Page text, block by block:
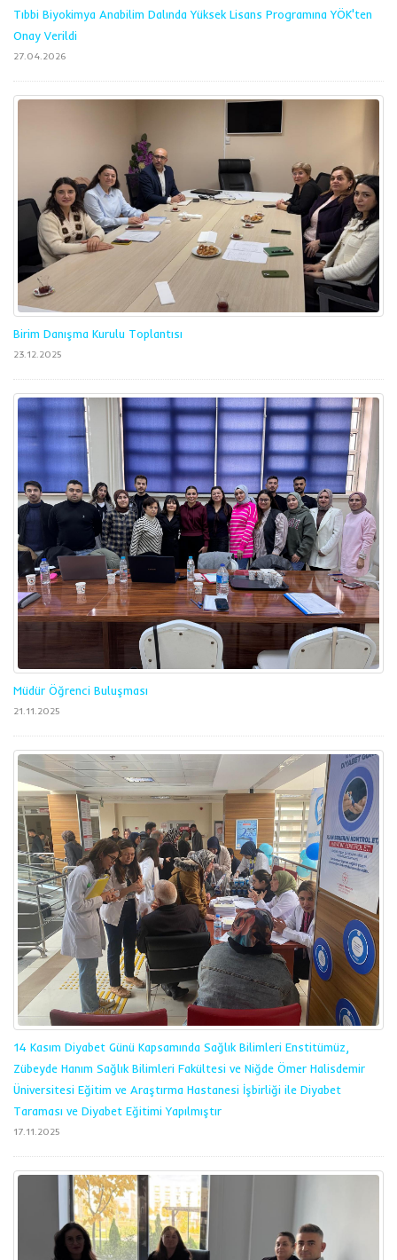
Tıbbi Biyokimya Anabilim Dalında Yüksek Lisans Programına YÖK'ten
Onay Verildi
27.04.2026
Birim Danışma Kurulu Toplantısı
23.12.2025
Müdür Öğrenci Buluşması
21.11.2025
14 Kasım Diyabet Günü Kapsamında Sağlık Bilimleri Enstitümüz,
Zübeyde Hanım Sağlık Bilimleri Fakültesi ve Niğde Ömer Halisdemir
Üniversitesi Eğitim ve Araştırma Hastanesi İşbirliği ile Diyabet
Taraması ve Diyabet Eğitimi Yapılmıştır
17.11.2025